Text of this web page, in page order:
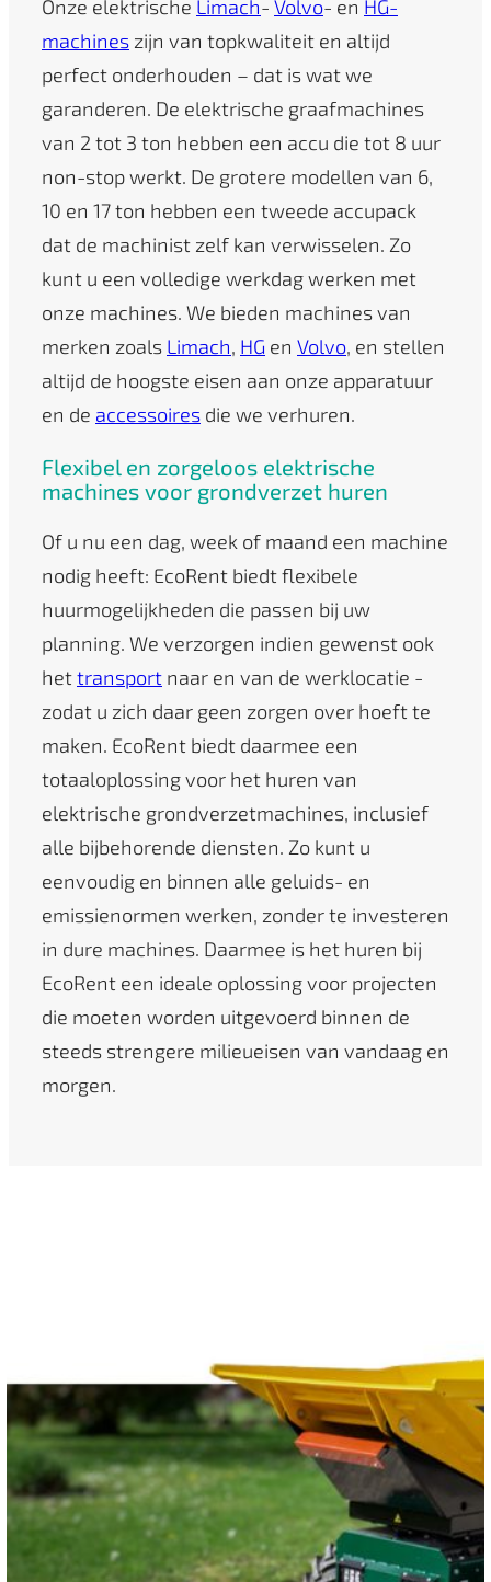
Onze elektrische Limach- Volvo- en HG-
machines zijn van topkwaliteit en altijd
perfect onderhouden – dat is wat we
garanderen. De elektrische graafmachines
van 2 tot 3 ton hebben een accu die tot 8 uur
non-stop werkt. De grotere modellen van 6,
10 en 17 ton hebben een tweede accupack
dat de machinist zelf kan verwisselen. Zo
kunt u een volledige werkdag werken met
onze machines. We bieden machines van
merken zoals Limach, HG en Volvo, en stellen
altijd de hoogste eisen aan onze apparatuur
en de accessoires die we verhuren.
Flexibel en zorgeloos elektrische
machines voor grondverzet huren
Of u nu een dag, week of maand een machine
nodig heeft: EcoRent biedt flexibele
huurmogelijkheden die passen bij uw
planning. We verzorgen indien gewenst ook
hettransport naar en van de werklocatie -
zodat u zich daar geen zorgen over hoeft te
maken. EcoRent biedt daarmee een
totaaloplossing voor het huren van
elektrische grondverzetmachines, inclusief
alle bijbehorende diensten. Zo kunt u
eenvoudig en binnen alle geluids- en
emissienormen werken, zonder te investeren
in dure machines. Daarmee is het huren bij
EcoRent een ideale oplossing voor projecten
die moeten worden uitgevoerd binnen de
steeds strengere milieueisen van vandaag en
morgen.